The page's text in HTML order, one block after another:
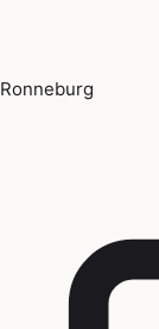
Ronneburg